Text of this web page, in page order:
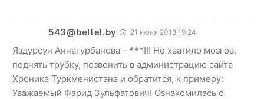
543@beltel.by 21 июня 2018 19:24
Яздурсун Аннагурбанова – ***!!! Не хватило мозгов,
поднять трубку, позвонить в администрацию сайта
Хроника Туркменистана и обратится, к примеру:
Уважаемый Фарид Зульфатович! Ознакомилась с